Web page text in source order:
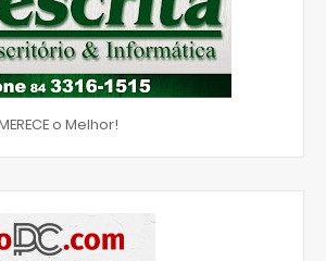
o Melhor!